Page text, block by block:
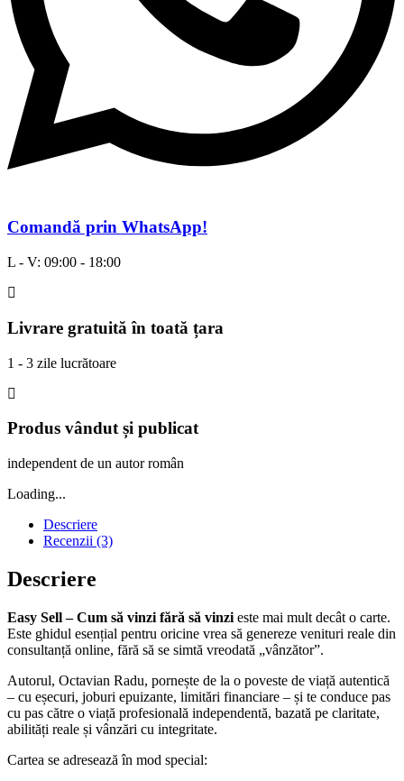
Comandă prin WhatsApp!
L - V: 09:00 - 18:00
Livrare gratuită în toată țara
1 - 3 zile lucrătoare
Produs vândut și publicat
independent de un autor român
Loading...
Descriere
Recenzii (3)
Descriere
Easy Sell – Cum să vinzi fără să vinzi este mai mult decât o carte.
Este ghidul esențial pentru oricine vrea să genereze venituri reale din
consultanță online, fără să se simtă vreodată „vânzător”.
Autorul, Octavian Radu, pornește de la o poveste de viață autentică
– cu eșecuri, joburi epuizante, limitări financiare – și te conduce pas
cu pas către o viață profesională independentă, bazată pe claritate,
abilități reale și vânzări cu integritate.
Cartea se adresează în mod special: